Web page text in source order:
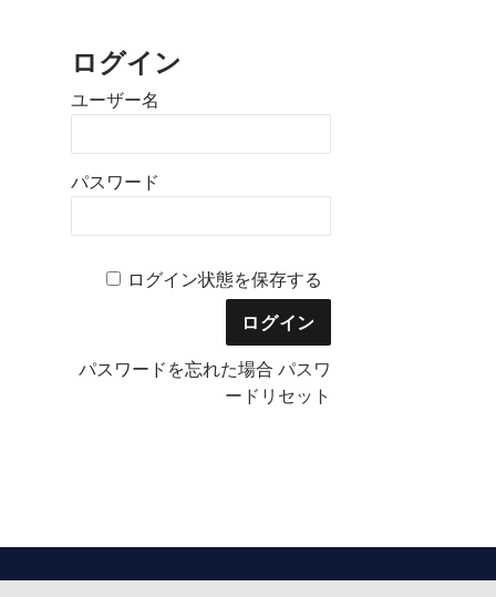
ログイン
ユーザー名
パスワード
ログイン状態を保存する
パスワードを忘れた場合パスワ
ードリセット